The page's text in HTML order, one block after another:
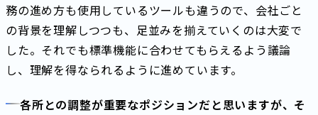
務の進め方も使用しているツールも違うので、会社ごと
の背景を理解しつつも、足並みを揃えていくのは大変で
した。それでも標準機能に合わせてもらえるよう議論
し、理解を得なられるように進めています。
各所との調整が重要なポジションだと思いますが、そ